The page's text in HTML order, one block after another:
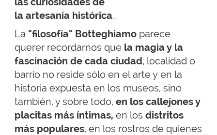
la artesanía histórica.
La "filosofía" Botteghiamo parece
querer recordarnos que la magia y la
fascinación de cada ciudad, localidad o
barrio no reside sólo en el arte y en la
historia expuesta en los museos, sino
también, y sobre todo, en los callejones y
placitas más íntimas, en los distritos
más populares, en los rostros de quienes